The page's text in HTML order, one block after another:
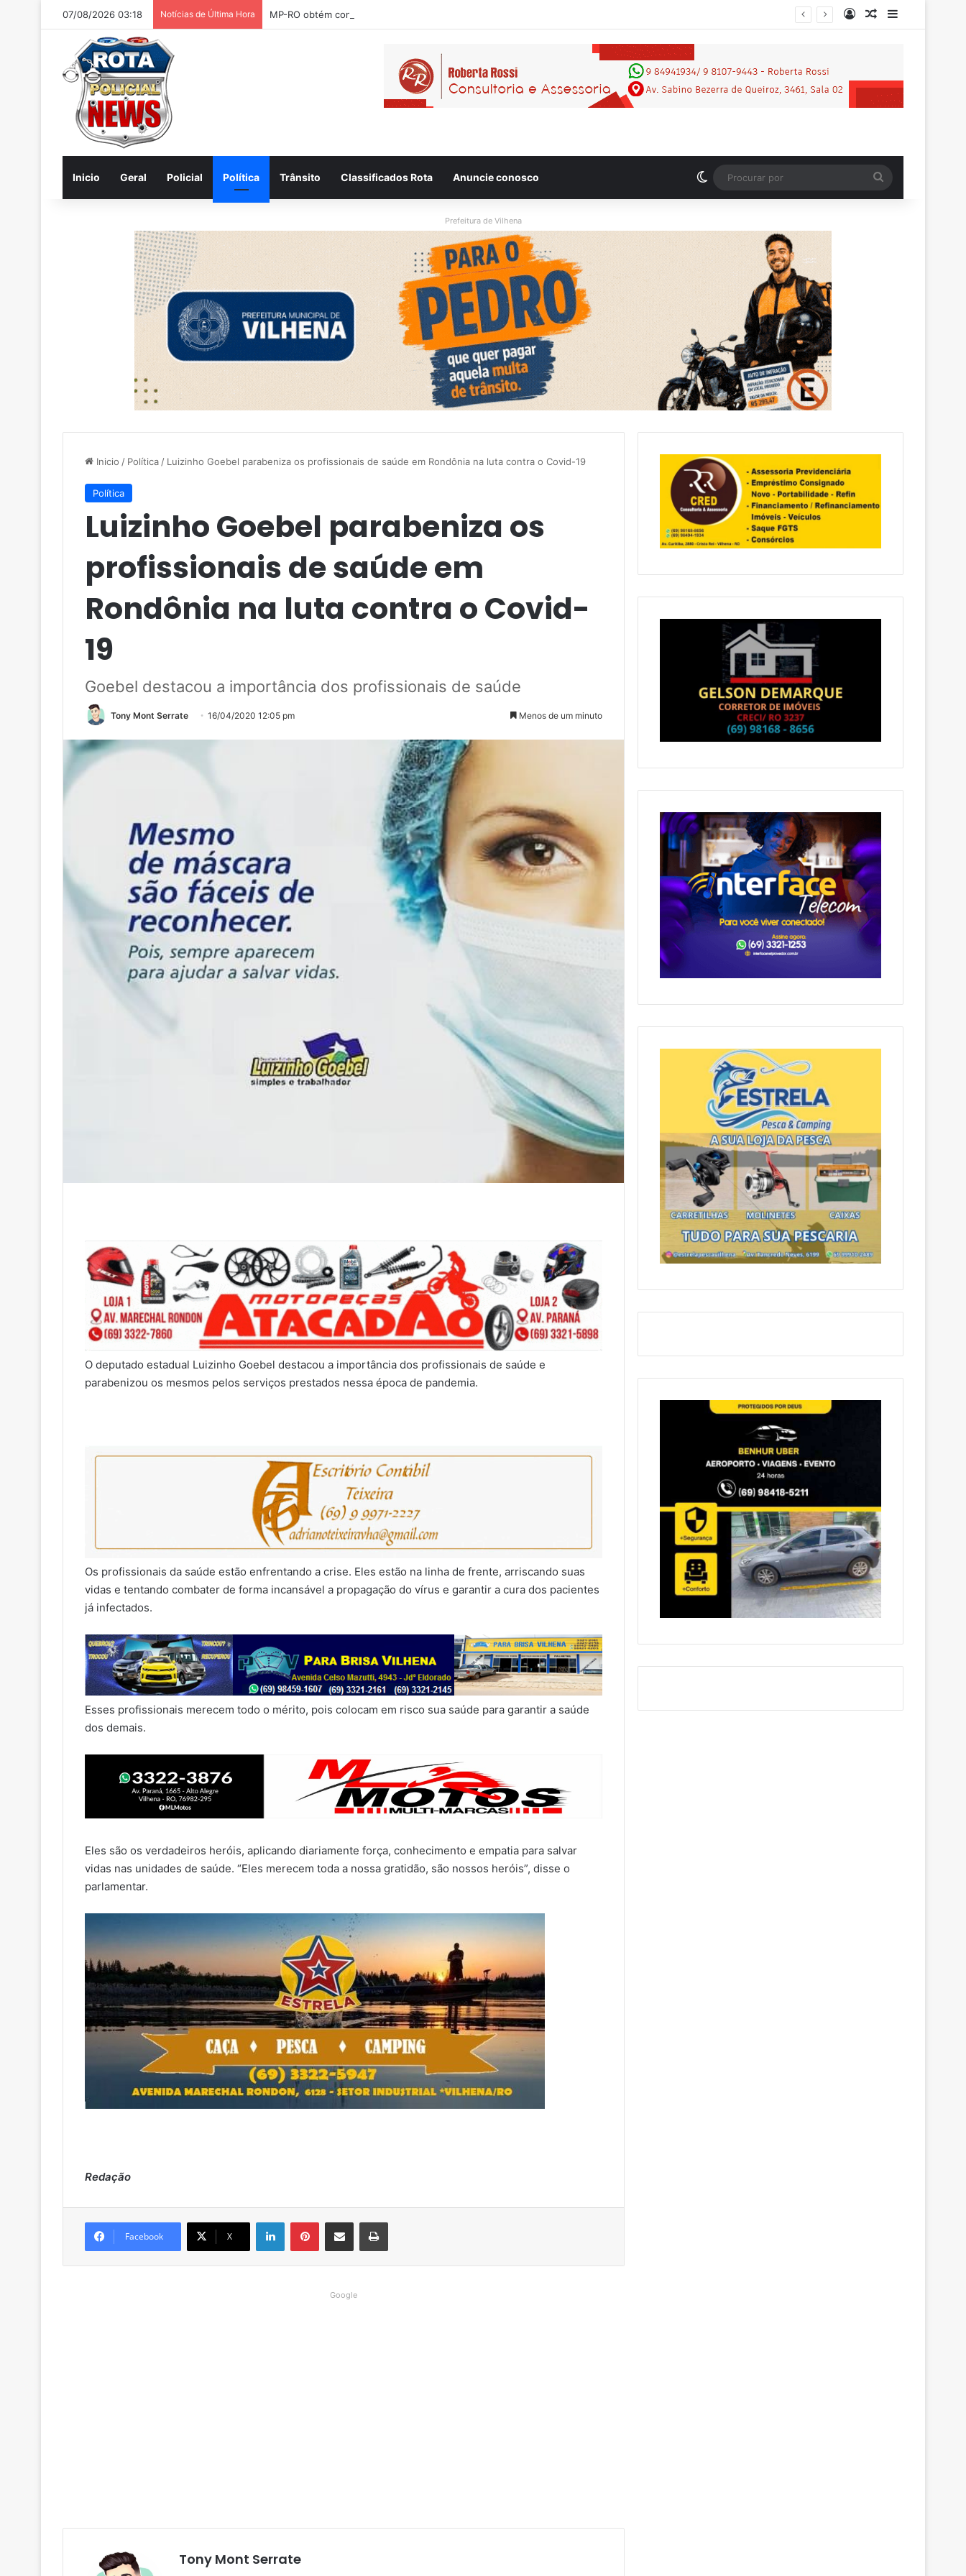
07/08/2026 03:18 Notícias de Última Hora EntrarArtigo aleatório
Inicio Geral Policial Política Trânsito Classificados Rota Anuncie conosco Switch skin
por
Prefeitura de Vilhena
Inicio / Política / Luizinho Goebel parabeniza os profissionais de saúde em Rondônia na luta contra o Covid-19
Política
Luizinho Goebel parabeniza os
profissionais de saúde em
Rondônia na luta contra o Covid-
19
Goebel destacou a importância dos profissionais de saúde
Tony Mont Serrate 16/04/2020 12:05 pm Menos de um minuto
O deputado estadual Luizinho Goebel destacou a importância dos profissionais de saúde e
parabenizou os mesmos pelos serviços prestados nessa época de pandemia.
Os profissionais da saúde estão enfrentando a crise. Eles estão na linha de frente, arriscando suas
vidas e tentando combater de forma incansável a propagação do vírus e garantir a cura dos pacientes
já infectados.
Esses profissionais merecem todo o mérito, pois colocam em risco sua saúde para garantir a saúde
dos demais.
Eles são os verdadeiros heróis, aplicando diariamente força, conhecimento e empatia para salvar
vidas nas unidades de saúde. “Eles merecem toda a nossa gratidão, são nossos heróis”, disse o
parlamentar.
Redação
Facebook X
Google
Tony Mont Serrate